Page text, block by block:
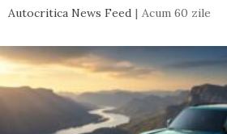
Autocritica News Feed Acum 60 zile